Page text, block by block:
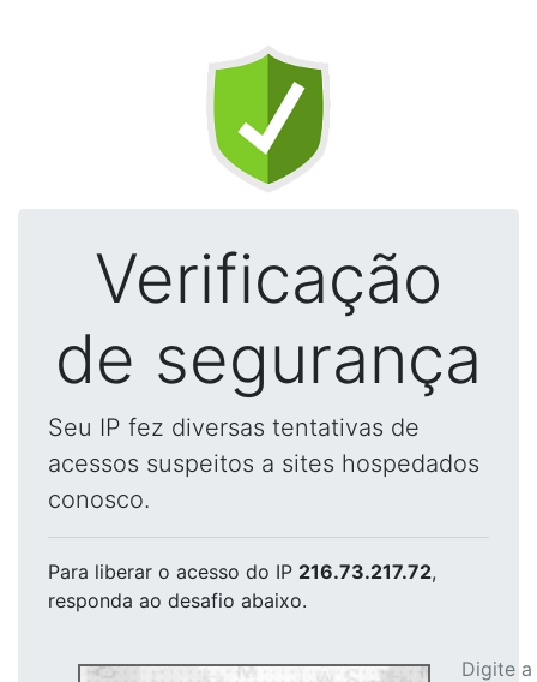
Verificação
de segurança
Seu IP fez diversas tentativas de
acessos suspeitos a sites hospedados
conosco.
Para liberar o acesso do IP 216.73.217.72,
responda ao desafio abaixo.
Digite